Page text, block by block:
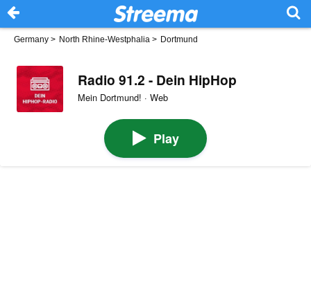
Germany > North Rhine-Westphalia > Dortmund
Radio 91.2 - Dein HipHop
Mein Dortmund! · Web
Play